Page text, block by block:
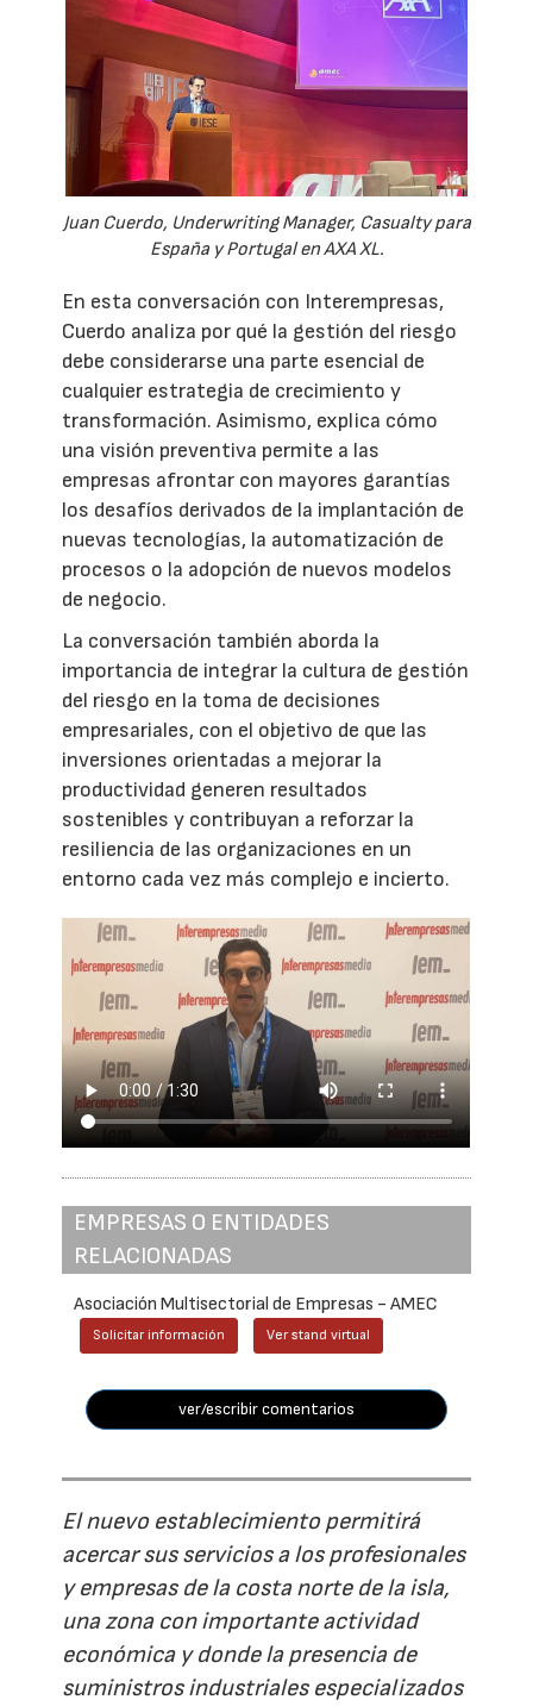
Juan Cuerdo, Underwriting Manager, Casualty para
España y Portugal en AXA XL.
En esta conversación con Interempresas,
Cuerdo analiza por qué la gestión del riesgo
debe considerarse una parte esencial de
cualquier estrategia de crecimiento y
transformación. Asimismo, explica cómo
una visión preventiva permite a las
empresas afrontar con mayores garantías
los desafíos derivados de la implantación de
nuevas tecnologías, la automatización de
procesos o la adopción de nuevos modelos
de negocio.
La conversación también aborda la
importancia de integrar la cultura de gestión
del riesgo en la toma de decisiones
empresariales, con el objetivo de que las
inversiones orientadas a mejorar la
productividad generen resultados
sostenibles y contribuyan a reforzar la
resiliencia de las organizaciones en un
entorno cada vez más complejo e incierto.
EMPRESAS O ENTIDADES
RELACIONADAS
Asociación Multisectorial de Empresas - AMEC
Solicitar información Ver stand virtual
ver/escribir comentarios
El nuevo establecimiento permitirá
acercar sus servicios a los profesionales
y empresas de la costa norte de la isla,
una zona con importante actividad
económica y donde la presencia de
suministros industriales especializados